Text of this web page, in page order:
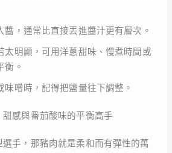
醬，通常比直接丟進醬汁更有層次。
太明顯，可用洋蔥甜味、慢煮時間或
衡。
味噌時，記得把鹽量往下調整。
感與番茄酸味的平衡高手
手，那豬肉就是柔和而有彈性的萬